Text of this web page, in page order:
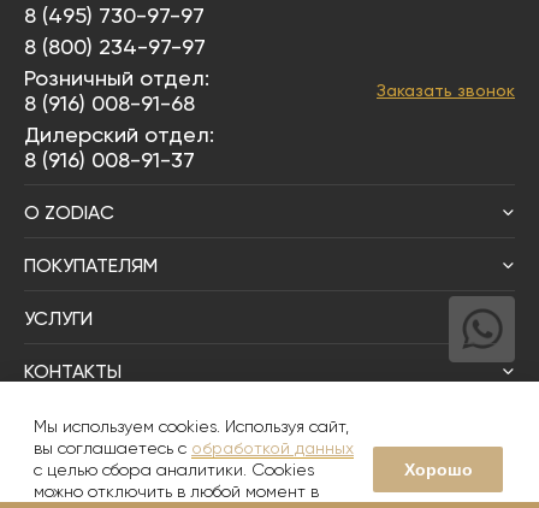
8 (495) 730-97-97
8 (800) 234-97-97
Розничный отдел:
8 (916) 008-91-68
Дилерский отдел:
8 (916) 008-91-37
Заказать звонок
О ZODIAC
ПОКУПАТЕЛЯМ
УСЛУГИ
КОНТАКТЫ
Написать директору
© 2008-2026 Zodiac Интерьер&Керамика
Мы используем cookies. Используя сайт,
вы соглашаетесь с обработкой данных
с целью сбора аналитики. Cookies
можно отключить в любой момент в
Хорошо